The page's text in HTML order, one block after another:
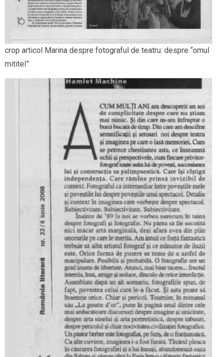
crop articol Marina despre fotograful de teatru: despre “omul
mititel”